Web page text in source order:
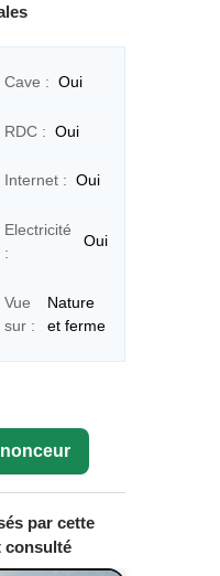
Cave : Oui
RDC : Oui
Internet : Oui
Electricité
:
Oui
Vue
sur :
Nature
et ferme
par cette
consulté